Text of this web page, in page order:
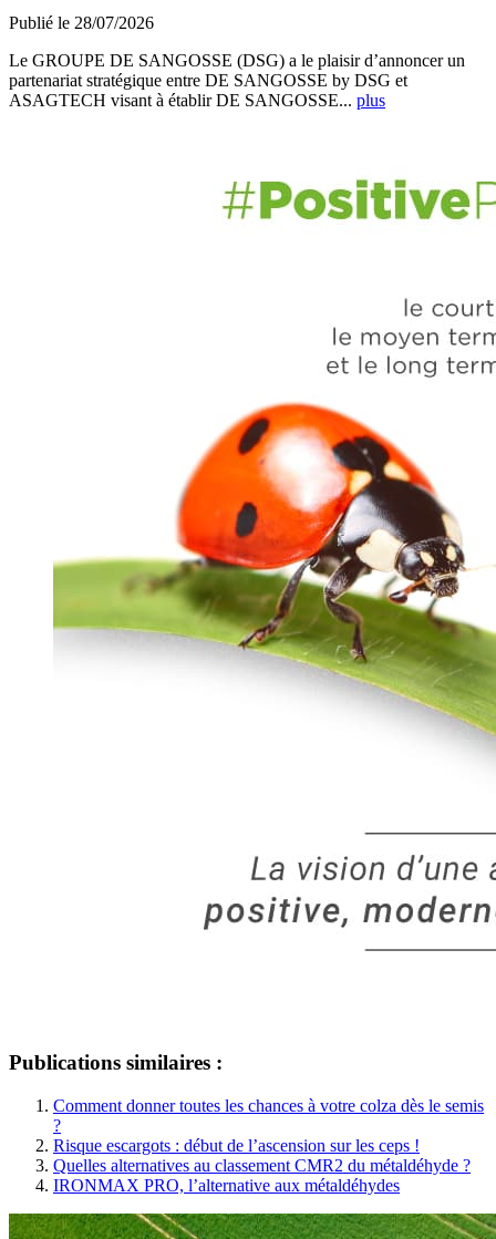
Publié le 28/07/2026
Le GROUPE DE SANGOSSE (DSG) a le plaisir d’annoncer un
partenariat stratégique entre DE SANGOSSE by DSG et
ASAGTECH visant à établir DE SANGOSSE... plus
Publications similaires :
Comment donner toutes les chances à votre colza dès le semis
?
Risque escargots : début de l’ascension sur les ceps !
Quelles alternatives au classement CMR2 du métaldéhyde ?
IRONMAX PRO, l’alternative aux métaldéhydes